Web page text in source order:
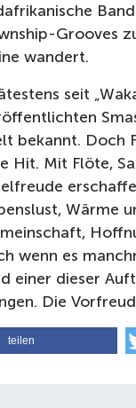
Grooves
wandert.
seit
bekannt. Doch
Hit. Mit Flöte,
Wärme
wenn es
einer dieser
Die
teilen